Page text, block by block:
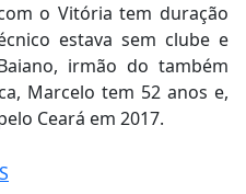
o Vitória tem duração
estava sem clube e
irmão do também
Marcelo tem 52 anos e,
Ceará em 2017.